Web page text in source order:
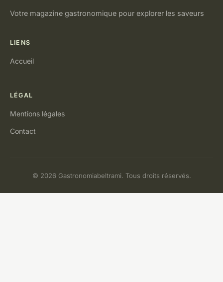
Votre magazine gastronomique pour explorer les saveurs
LIENS
Accueil
LÉGAL
Mentions légales
Contact
© 2026 Gastronomiabeltrami. Tous droits réservés.